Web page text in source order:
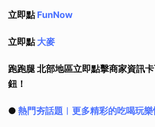
立即點FunNow
立即點大麥
跑跑腿 北部地區立即點擊商家資訊
鈕！
● 熱門夯話題︱更多精彩的吃喝玩